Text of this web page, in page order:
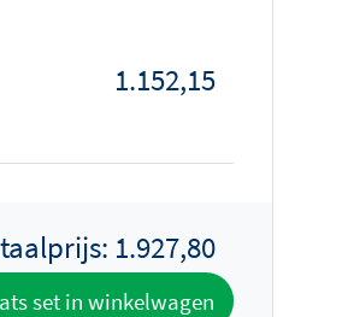
1.152,15
1.927,80
set in winkelwagen